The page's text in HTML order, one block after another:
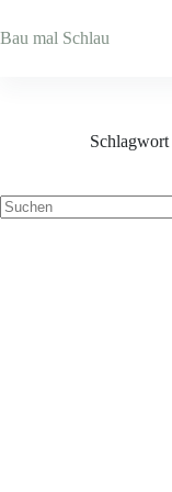
Inhalt
springen
Bau mal Schlau
Schlagwort